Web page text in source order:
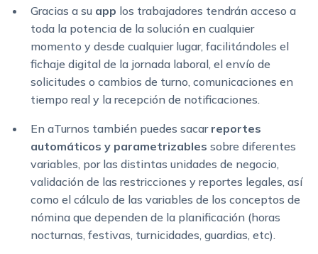
Gracias a su app los trabajadores tendrán acceso a
toda la potencia de la solución en cualquier
momento y desde cualquier lugar, facilitándoles el
fichaje digital de la jornada laboral, el envío de
solicitudes o cambios de turno, comunicaciones en
tiempo real y la recepción de notificaciones.
En aTurnos también puedes sacar reportes
automáticos y parametrizables sobre diferentes
variables, por las distintas unidades de negocio,
validación de las restricciones y reportes legales, así
como el cálculo de las variables de los conceptos de
nómina que dependen de la planificación (horas
nocturnas, festivas, turnicidades, guardias, etc).